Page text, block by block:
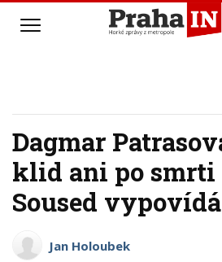
Dagmar
klid ani po smrti
Soused vypovídá
Jan Holoubek